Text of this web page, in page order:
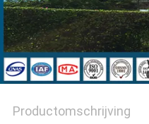
Productomschrijving